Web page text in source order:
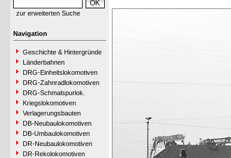
zur erweiterten Suche
Navigation
Geschichte & Hintergründe
Länderbahnen
DRG-Einheitslokomotiven
DRG-Zahnradlokomotiven
DRG-Schmalspurlok.
Kriegslokomotiven
Verlagerungsbauten
DB-Neubaulokomotiven
DB-Umbaulokomotiven
DR-Neubaulokomotiven
DR-Rekolokomotiven